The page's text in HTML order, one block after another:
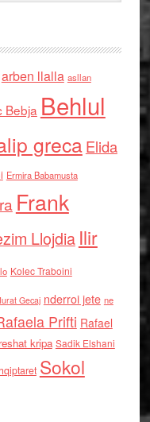
arben llalla asllan
Bebja Behlul
grecaElida
Ermira Babamusta
Frank
Llojdia Ilir
Kolec Traboini
Gecaj nderroi jete ne
Prifti Rafael
reshat kripa Sadik Elshani
Sokol